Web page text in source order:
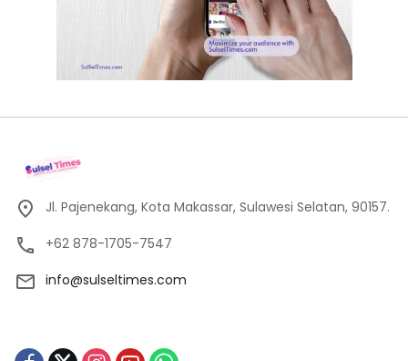
Jl. Pajenekang, Kota Makassar, Sulawesi Selatan, 90157.
+62 878-1705-7547
info@sulseltimes.com